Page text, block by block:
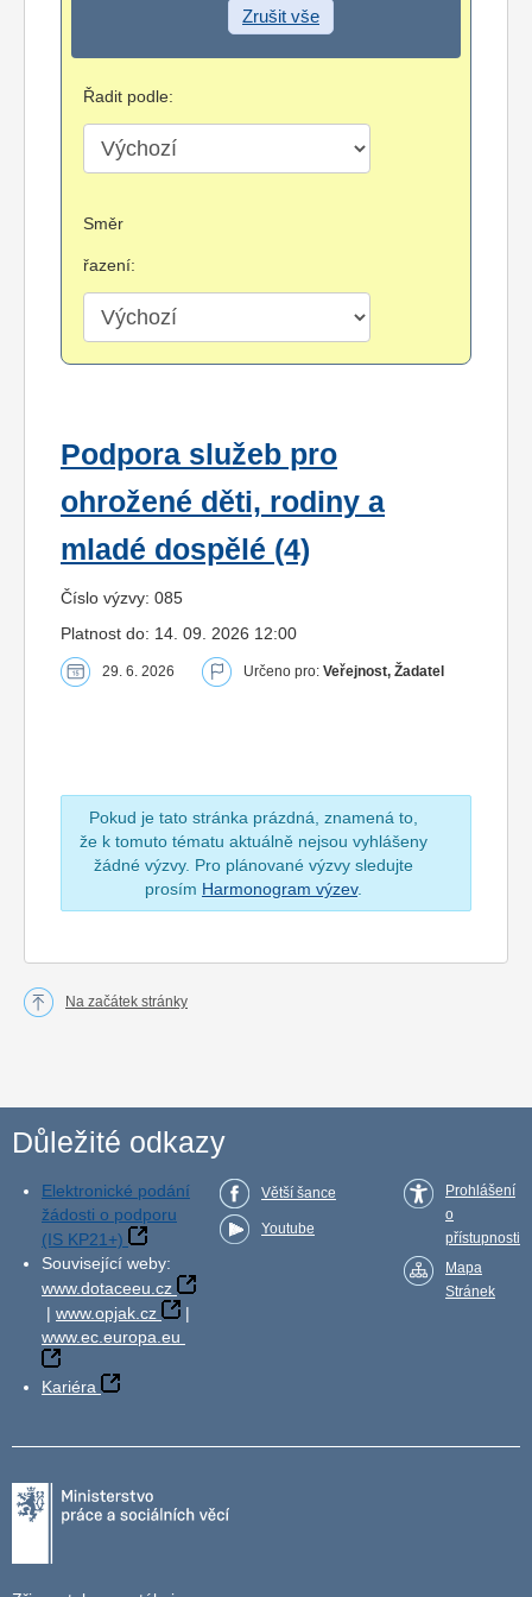
Zrušit vše
Řadit podle:
Směr
řazení:
Podpora služeb pro
ohrožené děti, rodiny a
mladé dospělé (4)
Číslo výzvy: 085
Platnost do: 14. 09. 2026 12:00
29. 6. 2026 Určeno pro: Veřejnost, Žadatel
Pokud je tato stránka prázdná, znamená to,
že k tomuto tématu aktuálně nejsou vyhlášeny
žádné výzvy. Pro plánované výzvy sledujte
prosím Harmonogram výzev.
Na začátek stránky
Důležité odkazy
Elektronické podání
žádosti o podporu
(IS KP21+)
Související weby:
www.dotaceeu.cz
| www.opjak.cz
|
www.ec.europa.eu
Kariéra
Větší šance
Youtube
Prohlášení
o
přístupnosti
Mapa
Stránek